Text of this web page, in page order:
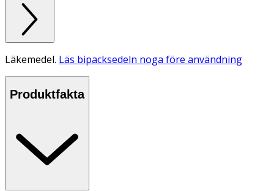
Läkemedel. Läs bipacksedeln noga före användning
Produktfakta